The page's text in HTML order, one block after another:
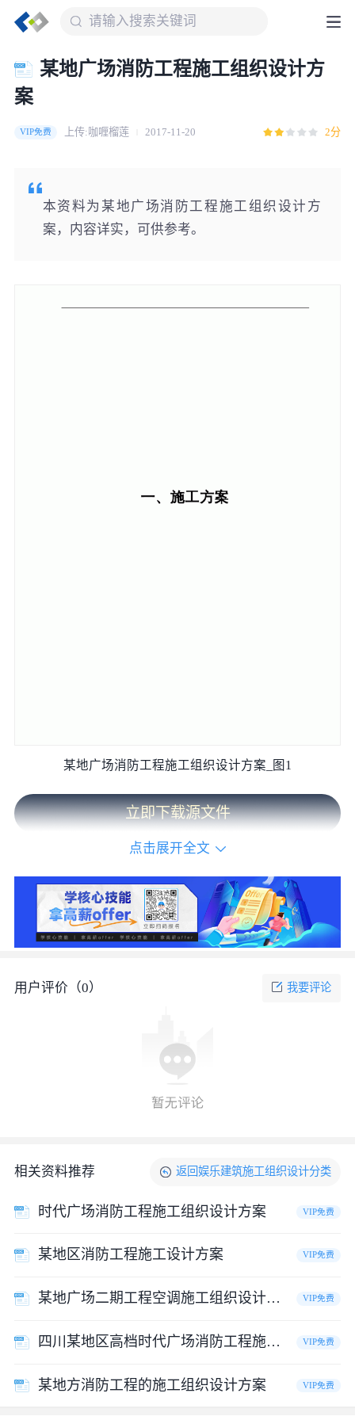
某地广场消防工程施工组织设计方
案
VIP免费 上传:咖喱榴莲 2017-11-20 2分
本资料为某地广场消防工程施工组织设计方
案，内容详实，可供参考。
某地广场消防工程施工组织设计方案_图1
立即下载源文件
点击展开全文
用户评价（0） 我要评论
相关资料推荐 返回 娱乐建筑施工组织设计分类
时代广场消防工程施工组织设计方案 VIP免费
某地区消防工程施工设计方案 VIP免费
某地广场二期工程空调施工组织设计方案 VIP免费
四川某地区高档时代广场消防工程施工组织设计方案 VIP免费
某地方消防工程的施工组织设计方案 VIP免费